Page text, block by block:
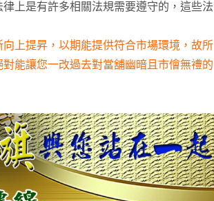
上是有許多相關法規需要遵守的，這些法
上提昇，以期能提供符合市場環境，故所
能讓您一改過去對當舖幽暗且 市儈無禮的